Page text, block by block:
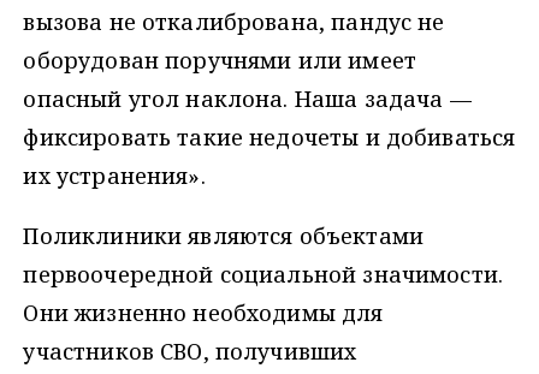
вызова не откалибрована, пандус не
оборудован поручнями или имеет
опасный угол наклона. Наша задача —
фиксировать такие недочеты и добиваться
их устранения».
Поликлиники являются объектами
первоочередной социальной значимости.
Они жизненно необходимы для
участников СВО, получивших